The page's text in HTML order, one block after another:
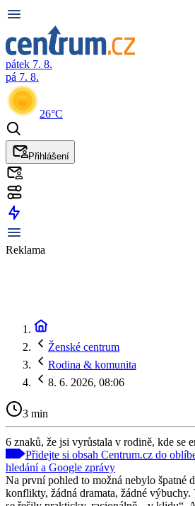
pátek 7. 8.
pá 7. 8.
26°C
Přihlášení
Reklama
Ženské centrum
Rodina & komunita
8. 6. 2026, 08:06
3 min
6 znaků, že jsi vyrůstala v rodině, kde se
Přidejte si obsah Centrum.cz do
hledání a Google zprávy
Na první pohled to možná nebylo špatné
konflikty, žádná dramata, žádné